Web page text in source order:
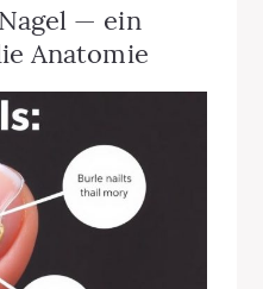
— ein
Anatomie